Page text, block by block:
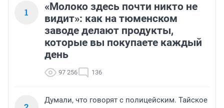
1
«Молоко здесь почти никто не
видит»: как на тюменском
заводе делают продукты,
которые вы покупаете каждый
день
97 256 136
Думали, что говорят с полицейским. Тайское